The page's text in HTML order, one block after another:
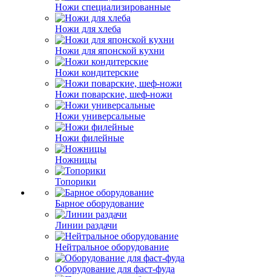
Ножи специализированные
Ножи для хлеба
Ножи для японской кухни
Ножи кондитерские
Ножи поварские, шеф-ножи
Ножи универсальные
Ножи филейные
Ножницы
Топорики
Барное оборудование
Линии раздачи
Нейтральное оборудование
Оборудование для фаст-фуда